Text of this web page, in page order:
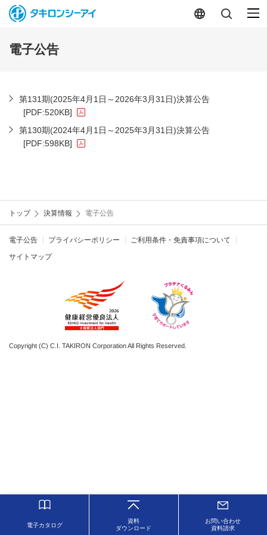
電子公告
第131期(2025年4月1日～2026年3月31日)決算公告
[PDF:520KB]
第130期(2024年4月1日～2025年3月31日)決算公告
[PDF:598KB]
トップ 決算情報 電子公告
電子カタログ
資料
ダウンロード
お問い合わせ
資料請求
電子公告 プライバシーポリシー
ご利用条件・免責事項について
サイトマップ
Copyright (C) C.I. TAKIRON Corporation All Rights Reserved.